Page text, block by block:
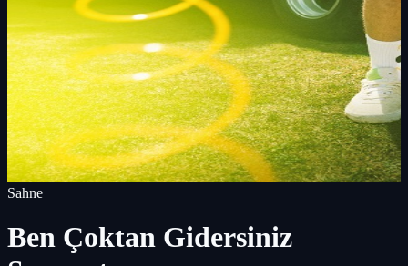
Sahne
Ben Çoktan Gidersiniz